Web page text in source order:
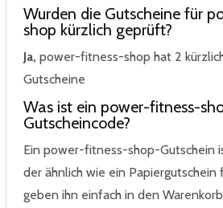
Wurden die Gutscheine für
shop kürzlich geprüft?
Ja, power-fitness-shop hat 2
Gutscheine
Was ist ein power-fitness-
Gutscheincode?
Ein power-fitness-shop-Gutschein
der ähnlich wie ein Papiergutschein
geben ihn einfach in den